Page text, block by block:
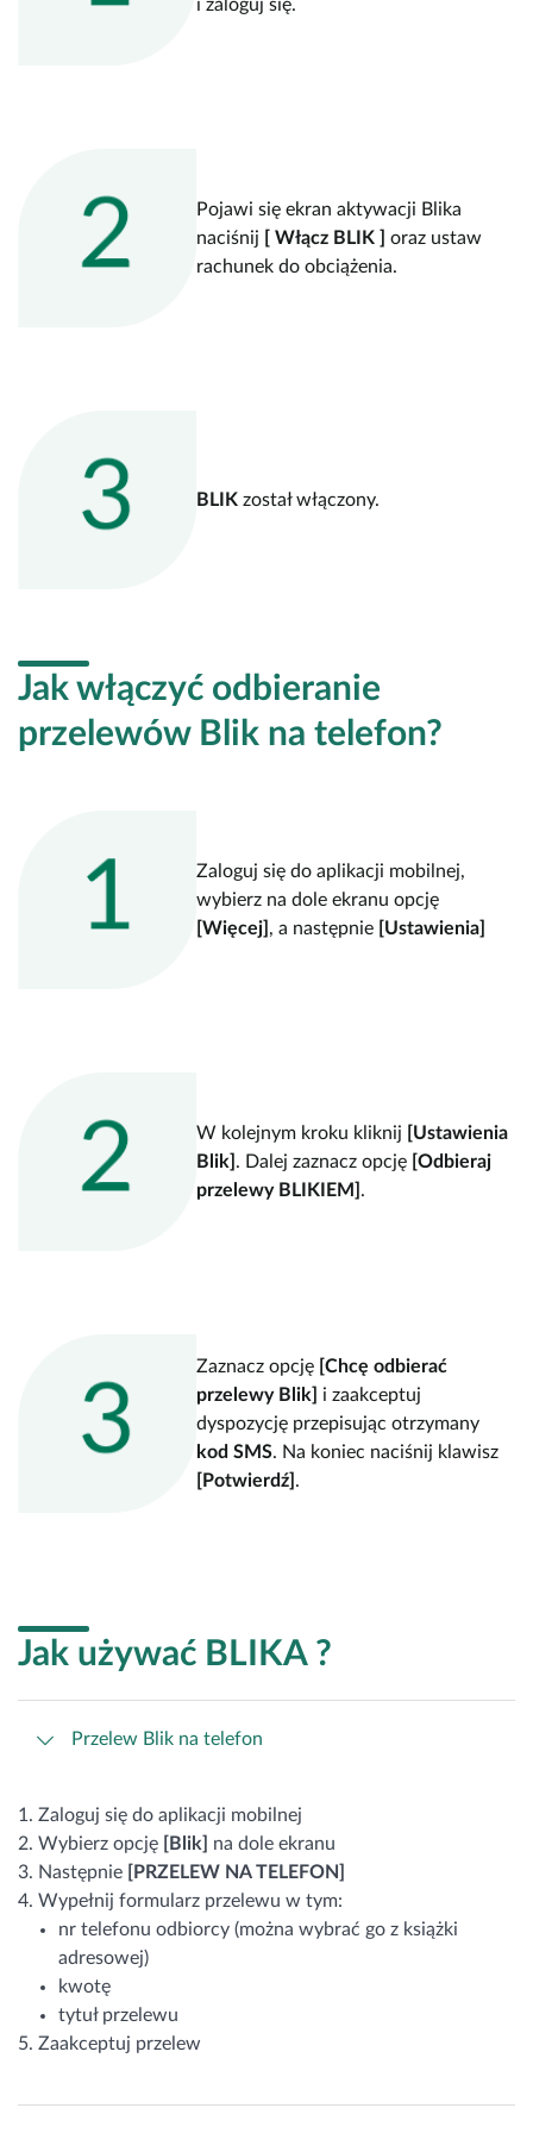
i zaloguj się.
Pojawi się ekran aktywacji Blika
naciśnij [ Włącz BLIK ] oraz ustaw
rachunek do obciążenia.
BLIK został włączony.
Jak włączyć odbieranie
przelewów Blik na telefon?
Zaloguj się do aplikacji mobilnej,
wybierz na dole ekranu opcję
[Więcej] , a następnie [Ustawienia]
W kolejnym kroku kliknij [Ustawienia
Blik] . Dalej zaznacz opcję [Odbieraj
przelewy BLIKIEM] .
Zaznacz opcję [Chcę odbierać
przelewy Blik] i zaakceptuj
dyspozycję przepisując otrzymany
kod SMS. Na koniec naciśnij klawisz
[Potwierdź] .
Jak używać BLIKA ?
Przelew Blik na telefon
Zaloguj się do aplikacji mobilnej
Wybierz opcję [Blik] na dole ekranu
Następnie [PRZELEW NA TELEFON]
Wypełnij formularz przelewu w tym:
nr telefonu odbiorcy (można wybrać go z książki
adresowej)
kwotę
tytuł przelewu
Zaakceptuj przelew